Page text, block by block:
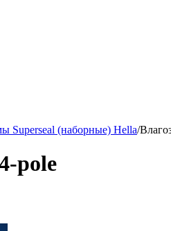
Superseal (наборные) Hella/
pole